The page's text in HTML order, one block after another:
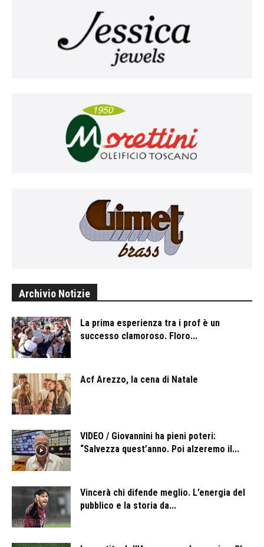
Archivio Notizie
La prima esperienza tra i prof è un
successo clamoroso. Floro...
Acf Arezzo, la cena di Natale
VIDEO / Giovannini ha pieni poteri:
“Salvezza quest’anno. Poi alzeremo il...
Vincerà chi difende meglio. L’energia del
pubblico e la storia da...